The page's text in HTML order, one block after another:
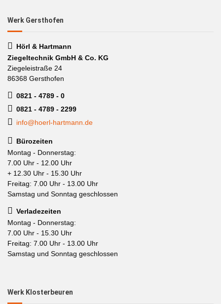
Werk Gersthofen
Hörl & Hartmann
Ziegeltechnik GmbH & Co. KG
Ziegeleistraße 24
86368 Gersthofen
0821 - 4789 - 0
0821 - 4789 - 2299
info@hoerl-hartmann.de
Bürozeiten
Montag - Donnerstag:
7.00 Uhr - 12.00 Uhr
+ 12.30 Uhr - 15.30 Uhr
Freitag: 7.00 Uhr - 13.00 Uhr
Samstag und Sonntag geschlossen
Verladezeiten
Montag - Donnerstag:
7.00 Uhr - 15.30 Uhr
Freitag: 7.00 Uhr - 13.00 Uhr
Samstag und Sonntag geschlossen
Werk Klosterbeuren